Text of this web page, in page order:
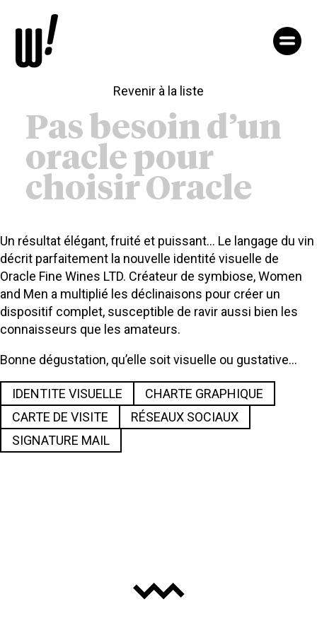
notre
agence
projets
nos
wamers
accès
contact
Revenir à la liste
Pas besoin d’un
oracle pour
choisir Oracle
Un résultat élégant, fruité et puissant… Le langage du vin
décrit parfaitement la nouvelle identité visuelle de
Oracle Fine Wines LTD. Créateur de symbiose, Women
and Men a multiplié les déclinaisons pour créer un
dispositif complet, susceptible de ravir aussi bien les
connaisseurs que les amateurs.
Bonne dégustation, qu’elle soit visuelle ou gustative…
IDENTITE VISUELLE
CHARTE GRAPHIQUE
CARTE DE VISITE
RÉSEAUX SOCIAUX
SIGNATURE MAIL